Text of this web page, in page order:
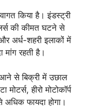
किया है। इंडस्ट्री
की कीमत घटने से
अर्ध-शहरी इलाकों में
मांग रहती है।
से बिक्री में उछाल
हीरो मोटोकॉर्प
फायदा होगा।